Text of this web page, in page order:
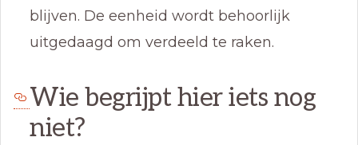
blijven. De eenheid wordt behoorlijk
uitgedaagd om verdeeld te raken.
Wie begrijpt hier iets nog
niet?